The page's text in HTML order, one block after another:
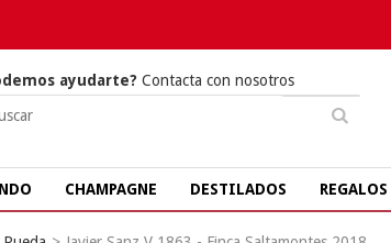
ayudarte? Contacta con nosotros
CHAMPAGNE DESTILADOS REGALOS